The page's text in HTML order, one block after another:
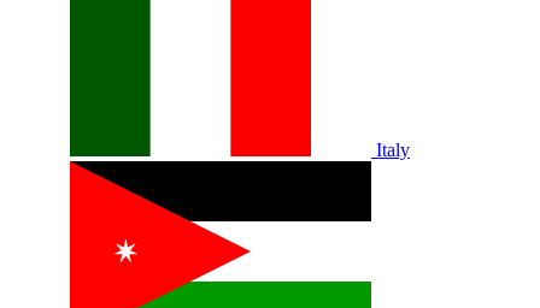
Italy